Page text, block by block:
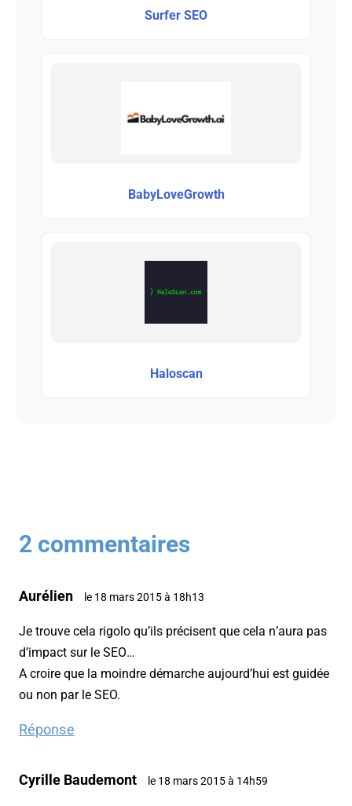
Surfer SEO
BabyLoveGrowth
Haloscan
2 commentaires
Aurélien le 18 mars 2015 à 18h13
Je trouve cela rigolo qu’ils précisent que cela n’aura pas
d’impact sur le SEO…
A croire que la moindre démarche aujourd’hui est guidée
ou non par le SEO.
Réponse
Cyrille Baudemont le 18 mars 2015 à 14h59